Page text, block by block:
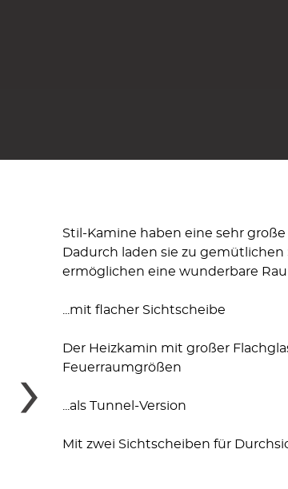
›
Stil-Kamine haben eine sehr
Dadurch laden sie zu
ermög­lichen eine wunder­bare
...mit flacher Sichtscheibe
Der Heizkamin mit großer
Feuerraumgrößen
...als Tunnel-Version
Mit zwei Sichtscheiben für